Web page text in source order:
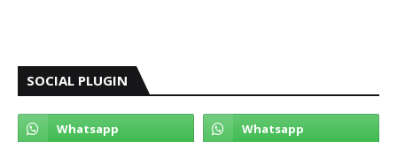
SOCIAL PLUGIN